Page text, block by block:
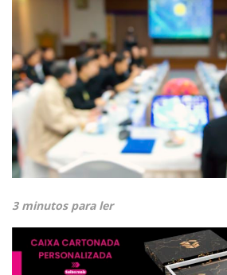
3 minutos para ler